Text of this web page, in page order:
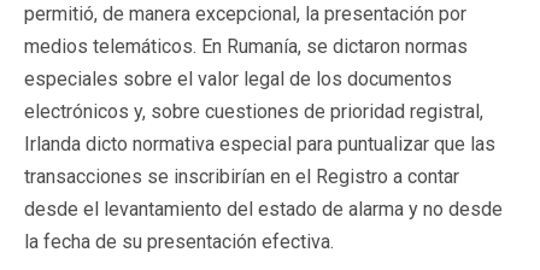
permitió, de manera excepcional, la presentación por
medios telemáticos. En Rumanía, se dictaron normas
especiales sobre el valor legal de los documentos
electrónicos y, sobre cuestiones de prioridad registral,
Irlanda dicto normativa especial para puntualizar que las
transacciones se inscribirían en el Registro a contar
desde el levantamiento del estado de alarma y no desde
la fecha de su presentación efectiva.